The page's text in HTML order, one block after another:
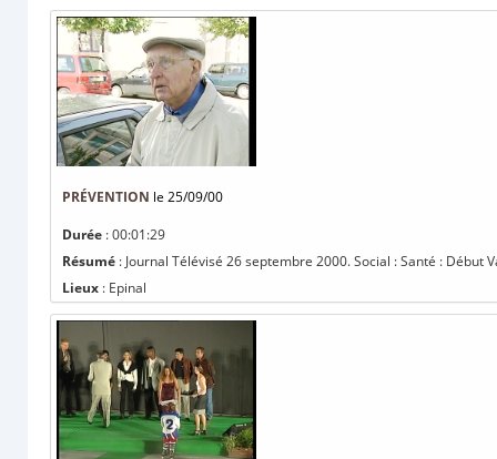
PRÉVENTION le 25/09/00
Durée : 00:01:29
Résumé : Journal Télévisé 26 septembre 2000. Social : Santé : Début
Lieux : Epinal